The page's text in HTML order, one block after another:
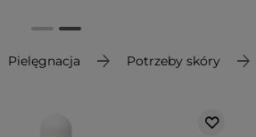
Pielęgnacja Potrzeby skóry